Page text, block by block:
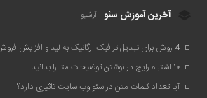
آخرین آموزش سئو آرشیو
4 روش برای تبدیل ترافیک ارگانیک به لید و افزایش فروش
۱۰ اشتباه رایج در نوشتن توضیحات متا را بدانید
آیا تعداد کلمات متن در سئو وب سایت تاثیری دارد؟